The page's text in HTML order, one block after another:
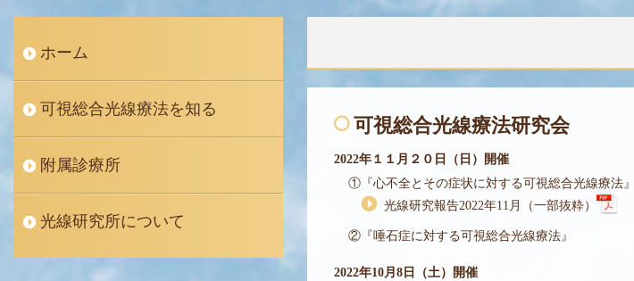
ホーム
可視総合光線療法を知る
附属診療所
光線研究所について
可視総合光線療法研究会
2022年１１月２０日（日）開催
①『心不全とその症状に対する可視総合光線療法』
光線研究報告2022年11月（一部抜粋）
②『唾石症に対する可視総合光線療法』
2022年10月8日（土）開催